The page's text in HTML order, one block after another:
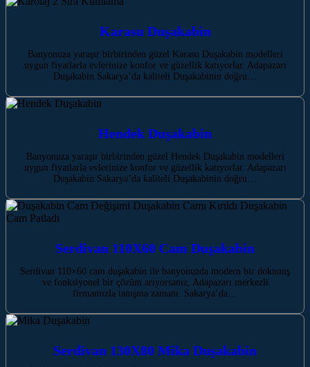
Karasu Duşakabin
Banyonuza yaraşır birbirinden güzel Karasu Duşakabin modelleri
uygun fiyatlarla evlerinize konfor ve güzellik katıyorlar. Adapazarı
Duşakabin Sakarya’da kaliteli Duşakabinin doğru…
Hendek Duşakabin
Banyonuza yaraşır birbirinden güzel Hendek Duşakabin modelleri
uygun fiyatlarla evlerinize konfor ve güzellik katıyorlar. Adapazarı
Duşakabin Sakarya’da kaliteli Duşakabinin doğru…
Serdivan 110X60 Cam Duşakabin
Serdivan 110×60 cam duşakabin ile banyonuzda modern bir dokunuş
ve fonksiyonel bir çözüm arıyorsanız, Adapazarı merkezli
firmamızla tanışma zamanı. Sakarya’da…
Serdivan 130X80 Mika Duşakabin